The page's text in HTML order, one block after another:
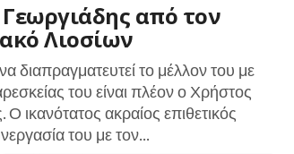
από τον
Λιοσίων
διαπραγματευτεί το μέλλον του με
του είναι πλέον ο Χρήστος
ικανότατος ακραίος επιθετικός
του με τον...